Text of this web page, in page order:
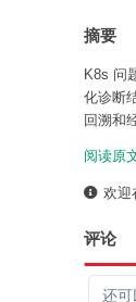
摘要
K8s 问
化诊断
回溯和
阅读原
欢迎
评论